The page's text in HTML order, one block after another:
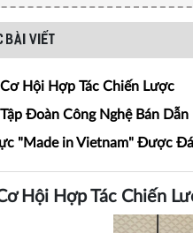
BÀI VIẾT
Hội Hợp Tác Chiến Lược
Đoàn Công Nghệ Bán
"Made in Vietnam" Được
Hội Hợp Tác Chiến